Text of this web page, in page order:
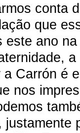
conta
que
este ano
Carrón é
nos
justamente